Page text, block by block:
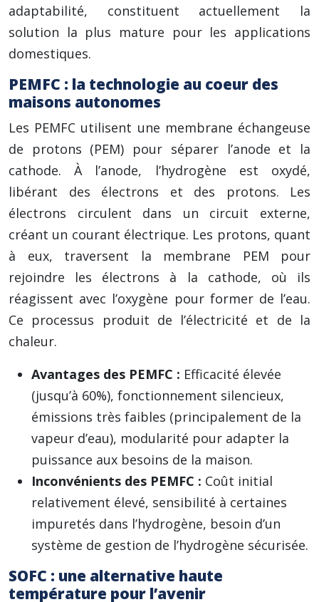
adaptabilité, constituent actuellement la
solution la plus mature pour les applications
domestiques.
PEMFC : la technologie au coeur des
maisons autonomes
Les PEMFC utilisent une membrane échangeuse
de protons (PEM) pour séparer l’anode et la
cathode. À l’anode, l’hydrogène est oxydé,
libérant des électrons et des protons. Les
électrons circulent dans un circuit externe,
créant un courant électrique. Les protons, quant
à eux, traversent la membrane PEM pour
rejoindre les électrons à la cathode, où ils
réagissent avec l’oxygène pour former de l’eau.
Ce processus produit de l’électricité et de la
chaleur.
Avantages des PEMFC : Efficacité élevée
(jusqu’à 60%), fonctionnement silencieux,
émissions très faibles (principalement de la
vapeur d’eau), modularité pour adapter la
puissance aux besoins de la maison.
Inconvénients des PEMFC : Coût initial
relativement élevé, sensibilité à certaines
impuretés dans l’hydrogène, besoin d’un
système de gestion de l’hydrogène sécurisée.
SOFC : une alternative haute
température pour l’avenir